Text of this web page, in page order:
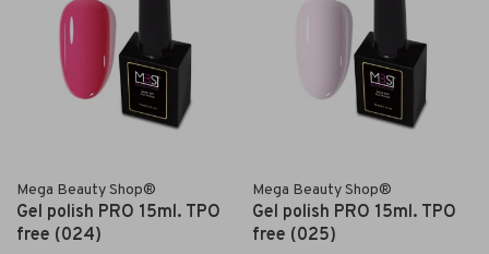
Mega Beauty Shop®
Gel polish PRO 15ml. TPO
free (024)
Mega Beauty Shop®
Gel polish PRO 15ml. TPO
free (025)